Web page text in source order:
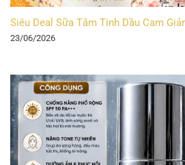
Siêu Deal Sữa Tắm Tinh Dầu Cam
23/06/2026